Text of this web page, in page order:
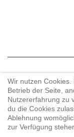
Wir nutzen
Betrieb der Seite,
Nutzererfahrung zu
du die Cookies
Ablehnung
zur Verfügung